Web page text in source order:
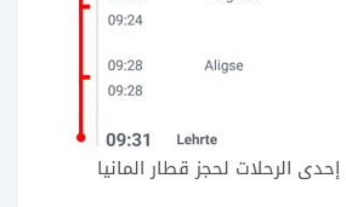
الرحلات لحجز قطار المانيا